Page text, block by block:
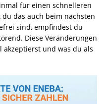
für einen schnelleren
das auch beim nächsten
sind, empfindest du
Diese Veränderungen
akzeptierst und was du als